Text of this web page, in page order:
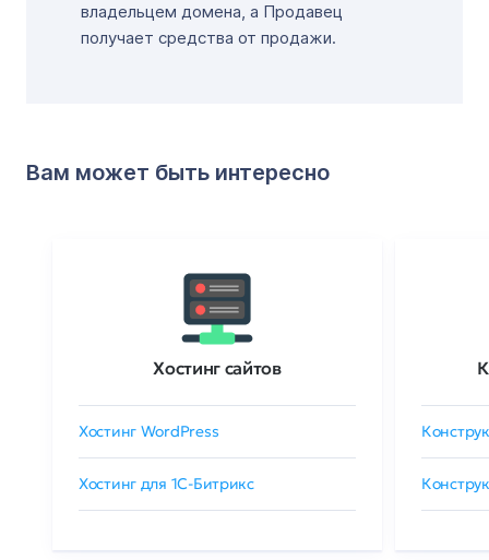
владельцем домена, а Продавец
получает средства от продажи.
Вам может быть интересно
Хостинг сайтов
Хостинг WordPress
Хостинг для 1C-Битрикс